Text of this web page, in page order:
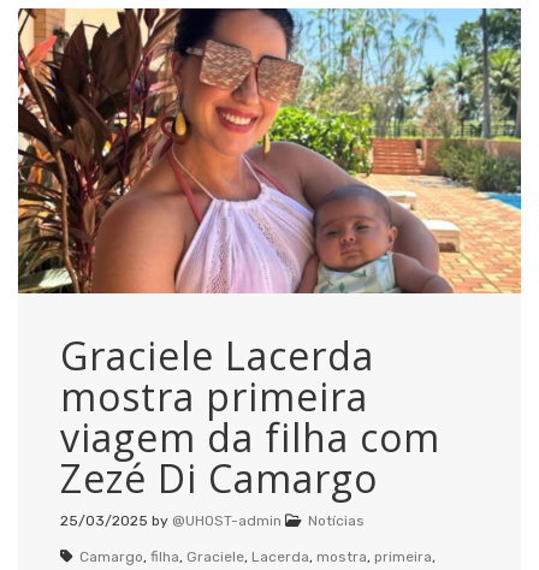
Graciele Lacerda
mostra primeira
viagem da filha com
Zezé Di Camargo
25/03/2025 by @UHOST-admin Notícias
Camargo, filha, Graciele, Lacerda, mostra, primeira,